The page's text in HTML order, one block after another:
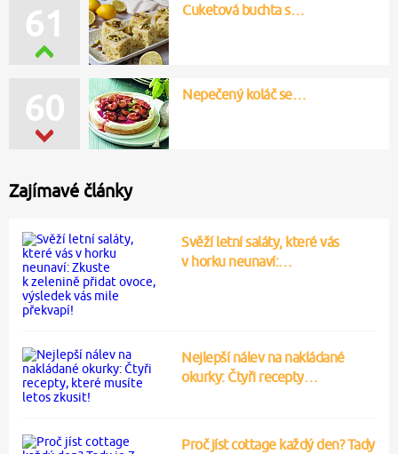
60 Nepečený koláč se…
61 Cuketová buchta s…
Zajímavé články
Svěží letní saláty, které vás
v horku neunaví:…
Nejlepší nálev na nakládané
okurky: Čtyři recepty…
Proč jíst cottage každý den? Tady